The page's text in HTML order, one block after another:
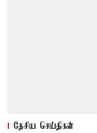
தேசிய செய்திகள்